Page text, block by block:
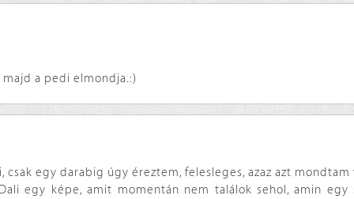
a pedi elmondja.:)
egy darabig úgy éreztem, felesleges, azaz azt mondtam
egy képe, amit momentán nem találok sehol, amin egy